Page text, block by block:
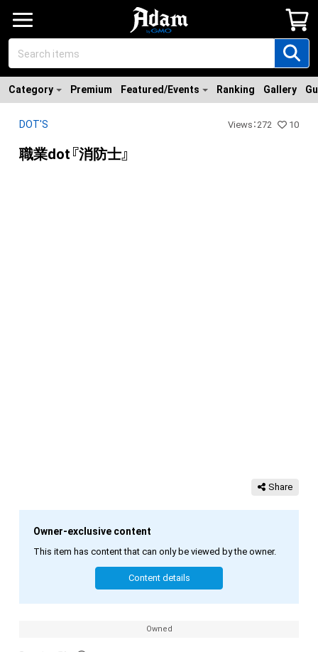
Category Premium Featured/Events Ranking Gallery
DOT'S Views ：272 10
職業dot『消防士』
Share
Owner-exclusive content
This item has content that can only be viewed by the owner.
Content details
Owned